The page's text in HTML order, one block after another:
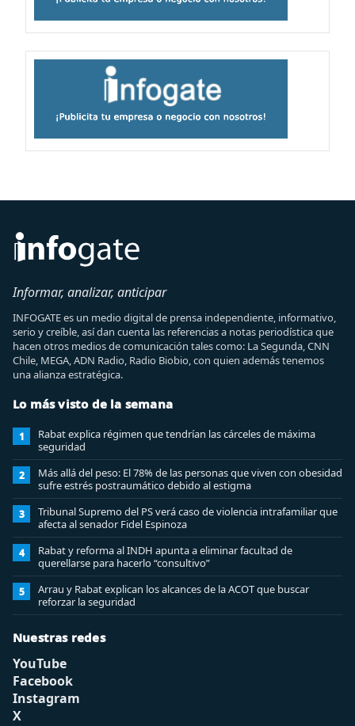
Informar, analizar, anticipar
INFOGATE es un medio digital de prensa independiente, informativo,
serio y creíble, así dan cuenta las referencias a notas periodística que
hacen otros medios de comunicación tales como: La Segunda, CNN
Chile, MEGA, ADN Radio, Radio Biobio, con quien además tenemos
una alianza estratégica.
Lo más visto de la semana
1
Rabat explica régimen que tendrían las cárceles de máxima
seguridad
2
Más allá del peso: El 78% de las personas que viven con obesidad
sufre estrés postraumático debido al estigma
3
Tribunal Supremo del PS verá caso de violencia intrafamiliar que
afecta al senador Fidel Espinoza
4
Rabat y reforma al INDH apunta a eliminar facultad de
querellarse para hacerlo “consultivo”
5
Arrau y Rabat explican los alcances de la ACOT que buscar
reforzar la seguridad
Nuestras redes
YouTube
Facebook
Instagram
X